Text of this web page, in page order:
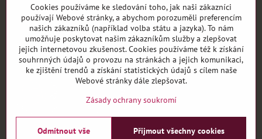
Cookies používáme ke sledování toho, jak naši zákazníci
používají Webové stránky, a abychom porozuměli preferencím
našich zákazníků (například volba státu a jazyka). To nám
umožňuje poskytovat našim zákazníkům služby a zlepšovat
jejich internetovou zkušenost. Cookies používáme též k získání
souhrnných údajů o provozu na stránkách a jejich komunikaci,
ke zjištění trendů a získání statistických údajů s cílem naše
Webové stránky dále zlepšovat.
Zásady ochrany soukromí
Přijmout všechny cookies
Odmítnout vše